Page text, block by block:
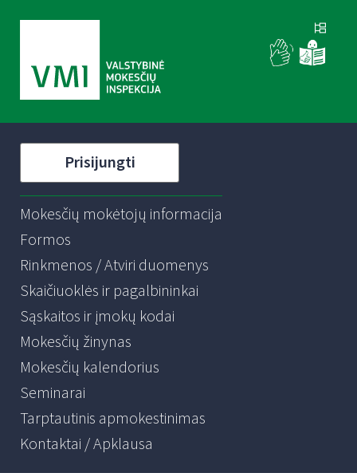
Prisijungti
Mokesčių mokėtojų informacija
Formos
Rinkmenos / Atviri duomenys
Skaičiuoklės ir pagalbininkai
Sąskaitos ir įmokų kodai
Mokesčių žinynas
Mokesčių kalendorius
Seminarai
Tarptautinis apmokestinimas
Kontaktai / Apklausa